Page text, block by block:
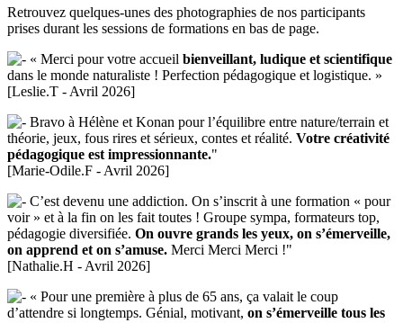
Retrouvez quelques-unes des photographies de nos participants
prises durant les sessions de formations en bas de page.
« Merci pour votre accueil bienveillant, ludique et scientifique
dans le monde naturaliste ! Perfection pédagogique et logistique. »
[Leslie.T - Avril 2026]
Bravo à Hélène et Konan pour l’équilibre entre nature/terrain et
théorie, jeux, fous rires et sérieux, contes et réalité. Votre créativité
pédagogique est impressionnante."
[Marie-Odile.F - Avril 2026]
C’est devenu une addiction. On s’inscrit à une formation « pour
voir » et à la fin on les fait toutes ! Groupe sympa, formateurs top,
pédagogie diversifiée. On ouvre grands les yeux, on s’émerveille,
on apprend et on s’amuse. Merci Merci Merci !"
[Nathalie.H - Avril 2026]
« Pour une première à plus de 65 ans, ça valait le coup
d’attendre si longtemps. Génial, motivant, on s’émerveille tous les